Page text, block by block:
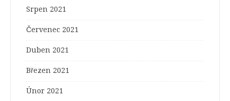
Srpen 2021
Červenec 2021
Duben 2021
Březen 2021
Únor 2021